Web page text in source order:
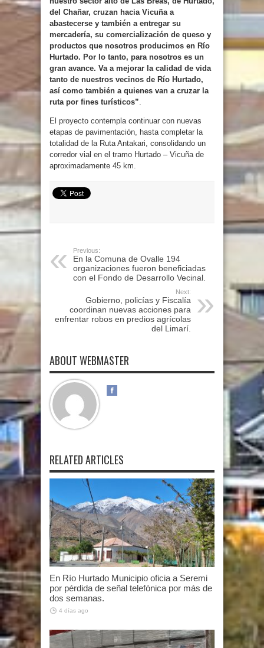
del Chañar, cruzan hacia Vicuña a
abastecerse y también a entregar su
mercadería, su comercialización de queso y
productos que nosotros producimos en Río
Hurtado. Por lo tanto, para nosotros es un
gran avance. Va a mejorar la calidad de vida
tanto de nuestros vecinos de Río Hurtado,
así como también a quienes van a cruzar la
ruta por fines turísticos”
El proyecto contempla continuar con nuevas
etapas de pavimentación, hasta completar la
totalidad de la Ruta Antakari, consolidando un
corredor vial en el tramo Hurtado – Vicuña de
aproximadamente 45 km.
Previous:
En la Comuna de Ovalle 194
organizaciones fueron beneficiadas
con el Fondo de Desarrollo Vecinal.
Next:
Gobierno, policías y Fiscalía
coordinan nuevas acciones para
enfrentar robos en predios agrícolas
del Limarí.
ABOUT WEBMASTER
RELATED ARTICLES
En Río Hurtado Municipio oficia a Seremi
por pérdida de señal telefónica por más de
dos semanas.
4 días ago